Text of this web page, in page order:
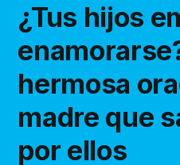
¿Tus hijos
hermosa
madre que
por ellos